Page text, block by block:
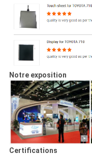
Notre exposition
Certifications